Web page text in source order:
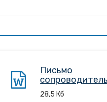
Письмо
28,5 Кб